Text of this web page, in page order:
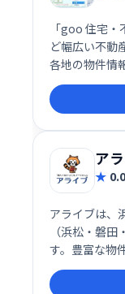
「goo 住宅
ど幅広い不動
各地の物件情
火災保険の
まい探しに必
に、住みや
も充実してい
能で、物件探
す。
ア
アライブは、
（浜松・磐
す。豊富な物
を見つけら
社が運営して